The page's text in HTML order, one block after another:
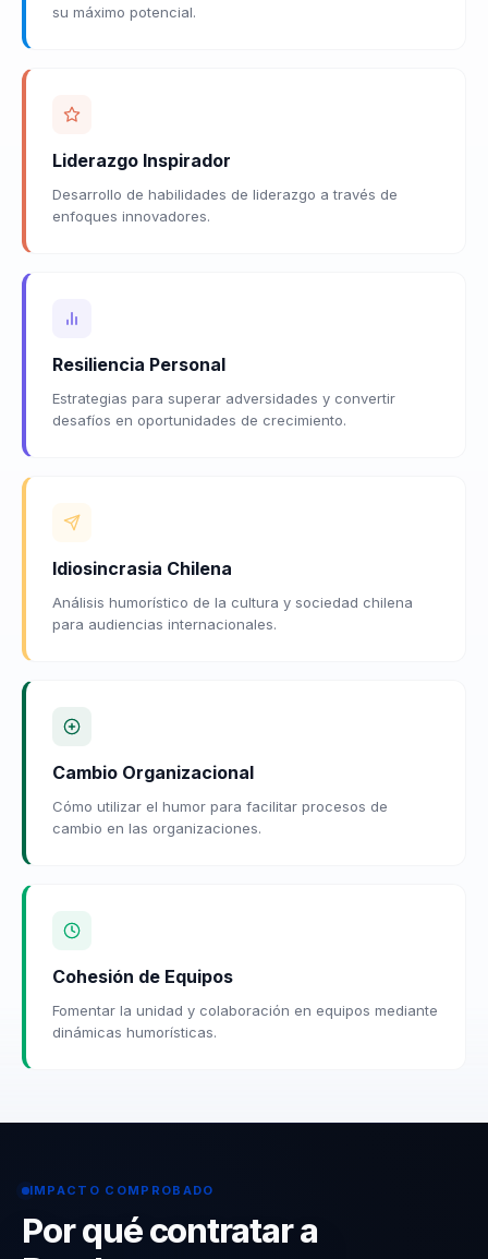
su máximo potencial.
Liderazgo Inspirador
Desarrollo de habilidades de liderazgo a través de
enfoques innovadores.
Resiliencia Personal
Estrategias para superar adversidades y convertir
desafíos en oportunidades de crecimiento.
Idiosincrasia Chilena
Análisis humorístico de la cultura y sociedad chilena
para audiencias internacionales.
Cambio Organizacional
Cómo utilizar el humor para facilitar procesos de
cambio en las organizaciones.
Cohesión de Equipos
Fomentar la unidad y colaboración en equipos mediante
dinámicas humorísticas.
IMPACTO COMPROBADO
Por qué contratar a